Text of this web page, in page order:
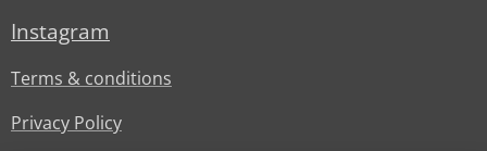
Instagram
Terms & conditions
Privacy Policy